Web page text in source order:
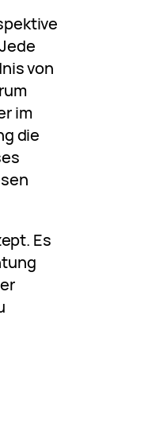
von
im
die
Es